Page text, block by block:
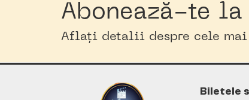
Abonează-te
Aflați detalii despre cele mai
Biletele